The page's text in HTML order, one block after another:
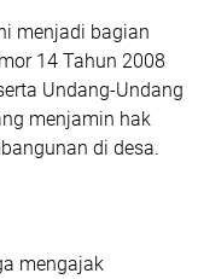
menjadi bagian
14 Tahun 2008
Undang-Undang
menjamin hak
di desa.
mengajak